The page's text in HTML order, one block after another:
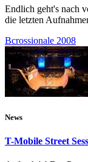
Endlich geht's nach
die letzten
Bcrossionale 2008
News
T-Mobile Street